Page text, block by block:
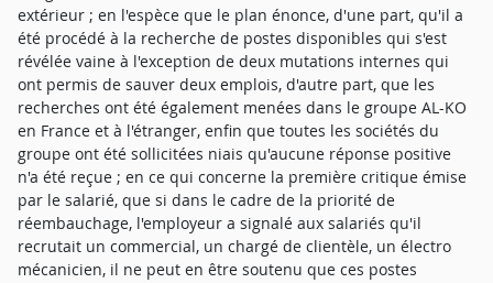
extérieur ; en l'espèce que le plan énonce, d'une part, qu'il a
été procédé à la recherche de postes disponibles qui s'est
révélée vaine à l'exception de deux mutations internes qui
ont permis de sauver deux emplois, d'autre part, que les
recherches ont été également menées dans le groupe AL-KO
en France et à l'étranger, enfin que toutes les sociétés du
groupe ont été sollicitées niais qu'aucune réponse positive
n'a été reçue ; en ce qui concerne la première critique émise
par le salarié, que si dans le cadre de la priorité de
réembauchage, l'employeur a signalé aux salariés qu'il
recrutait un commercial, un chargé de clientèle, un électro
mécanicien, il ne peut en être soutenu que ces postes